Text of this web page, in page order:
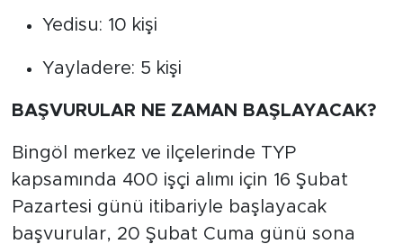
Yedisu: 10 kişi
Yayladere: 5 kişi
BAŞVURULAR NE ZAMAN BAŞLAYACAK?
Bingöl merkez ve ilçelerinde TYP
kapsamında 400 işçi alımı için 16 Şubat
Pazartesi günü itibariyle başlayacak
başvurular, 20 Şubat Cuma günü sona